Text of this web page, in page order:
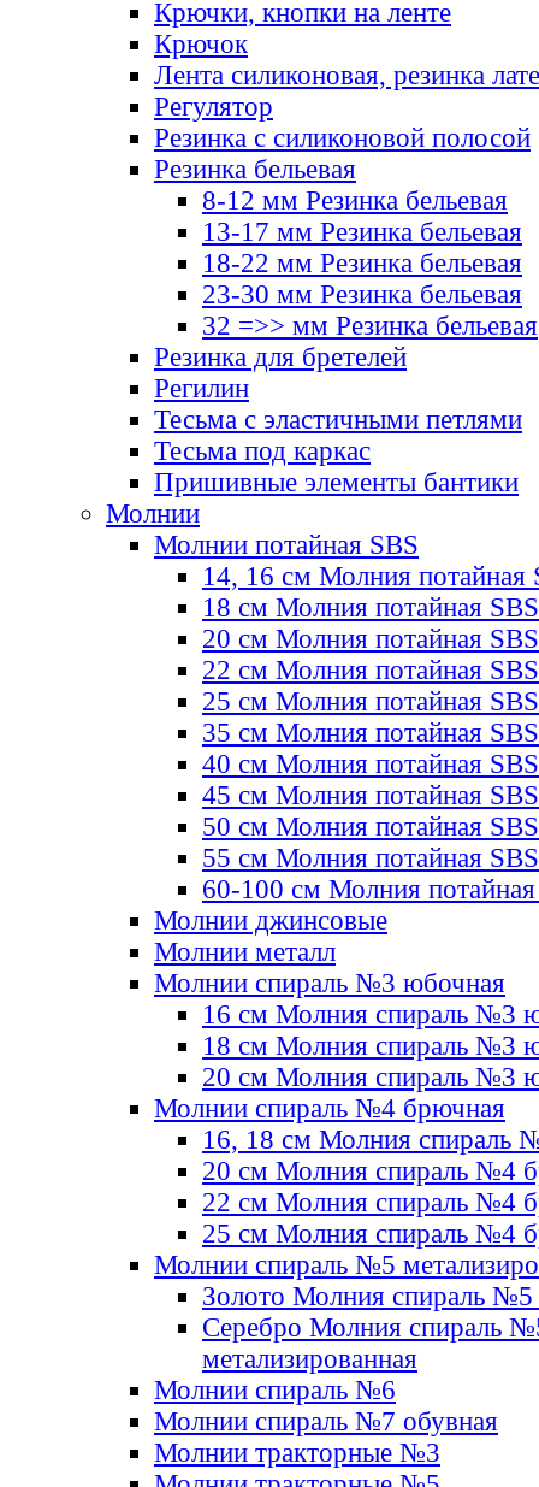
Крючки, кнопки на ленте
Крючок
Лента силиконовая, резинка
Регулятор
Резинка с силиконовой полосой
Резинка бельевая
8-12 мм Резинка бельевая
13-17 мм Резинка бельевая
18-22 мм Резинка бельевая
23-30 мм Резинка бельевая
32 =>> мм Резинка бельевая
Резинка для бретелей
Регилин
Тесьма с эластичными петлями
Тесьма под каркас
Пришивные элементы бантики
Молнии
Молнии потайная SBS
14, 16 см Молния потайная
18 см Молния потайная SBS
20 см Молния потайная SBS
22 см Молния потайная SBS
25 см Молния потайная SBS
35 см Молния потайная SBS
40 см Молния потайная SBS
45 см Молния потайная SBS
50 см Молния потайная SBS
55 см Молния потайная SBS
60-100 см Молния
Молнии джинсовые
Молнии металл
Молнии спираль №3 юбочная
16 см Молния спираль №3
18 см Молния спираль №3
20 см Молния спираль №3
Молнии спираль №4 брючная
16, 18 см Молния спираль
20 см Молния спираль №4
22 см Молния спираль №4
25 см Молния спираль №4
Молнии спираль №5
Золото Молния спираль №5
Серебро Молния спираль
метализированная
Молнии спираль №6
Молнии спираль №7 обувная
Молнии тракторные №3